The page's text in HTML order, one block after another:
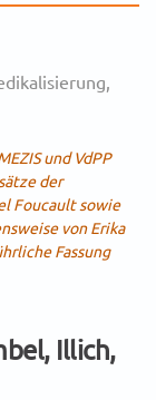
und VdPP
der
Foucault sowie
von Erika
Fassung
Illich,